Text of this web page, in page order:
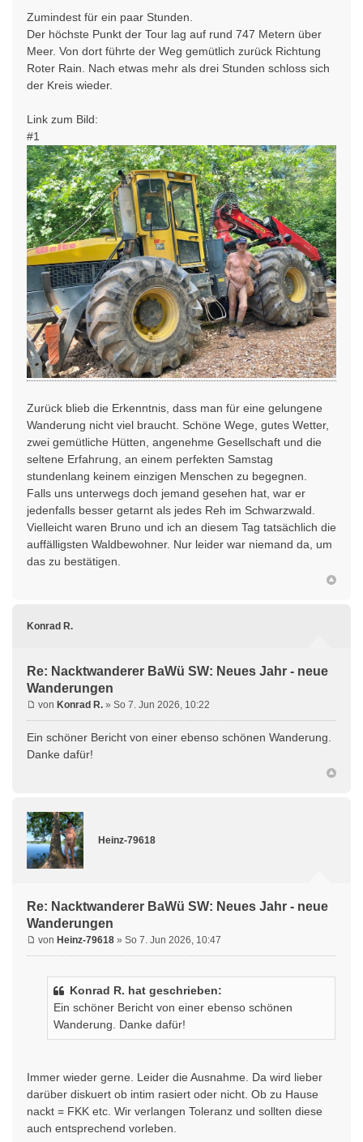
Zumindest für ein paar Stunden.
Der höchste Punkt der Tour lag auf rund 747 Metern über
Meer. Von dort führte der Weg gemütlich zurück Richtung
Roter Rain. Nach etwas mehr als drei Stunden schloss sich
der Kreis wieder.
Link zum Bild:
#1
Zurück blieb die Erkenntnis, dass man für eine gelungene
Wanderung nicht viel braucht. Schöne Wege, gutes Wetter,
zwei gemütliche Hütten, angenehme Gesellschaft und die
seltene Erfahrung, an einem perfekten Samstag
stundenlang keinem einzigen Menschen zu begegnen.
Falls uns unterwegs doch jemand gesehen hat, war er
jedenfalls besser getarnt als jedes Reh im Schwarzwald.
Vielleicht waren Bruno und ich an diesem Tag tatsächlich die
auffälligsten Waldbewohner. Nur leider war niemand da, um
das zu bestätigen.
Konrad R.
Re: Nacktwanderer BaWü SW: Neues Jahr - neue
Wanderungen
von Konrad R. » So 7. Jun 2026, 10:22
Ein schöner Bericht von einer ebenso schönen Wanderung.
Danke dafür!
Heinz-79618
Re: Nacktwanderer BaWü SW: Neues Jahr - neue
Wanderungen
von Heinz-79618 » So 7. Jun 2026, 10:47
Konrad R. hat geschrieben:
Ein schöner Bericht von einer ebenso schönen
Wanderung. Danke dafür!
Immer wieder gerne. Leider die Ausnahme. Da wird lieber
darüber diskuert ob intim rasiert oder nicht. Ob zu Hause
nackt = FKK etc. Wir verlangen Toleranz und sollten diese
auch entsprechend vorleben.